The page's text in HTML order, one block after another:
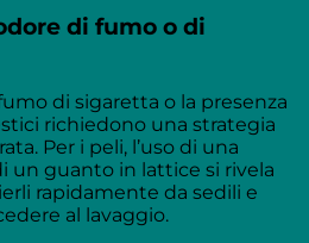
di fumo o di
di sigaretta o la presenza
richiedono una strategia
Per i peli, l’uso di una
un guanto in lattice si rivela
rapidamente da sedili e
al lavaggio.